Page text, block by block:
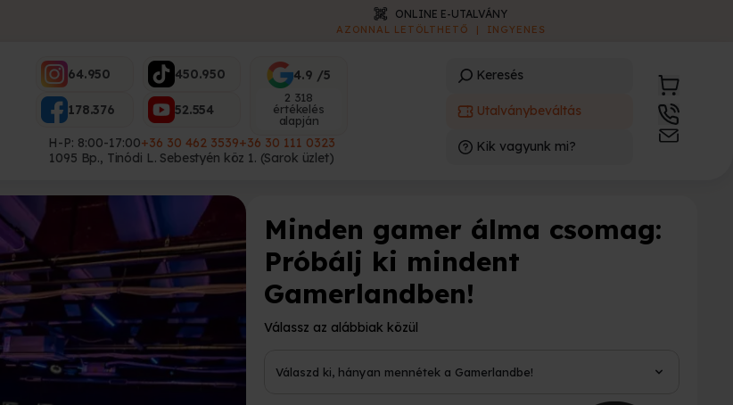
ONLINE E-UTALVÁNY
AZONNAL LETÖLTHETŐ INGYENES
64.950
178.376
450.950
52.554
4.9 /5
2 318
értékelés
alapján
H-P: 8:00-17:00+36 30 462 3539+36 30 111 0323
1095 Bp., Tinódi L. Sebestyén köz 1. (Sarok üzlet)
Keresés
Utalványbeváltás
Kik vagyunk mi?
Minden gamer álma csomag:
Próbálj ki mindent
Gamerlandben!
Válassz az alábbiak közül
Válaszd ki, hányan mennétek a Gamerlandbe!